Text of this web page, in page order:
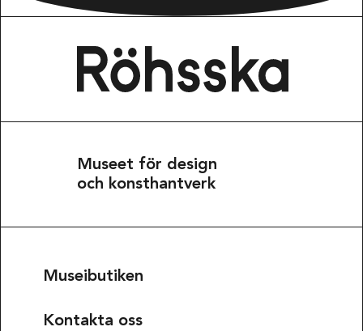
Museet för design
och konsthantverk
Museibutiken
Kontakta oss